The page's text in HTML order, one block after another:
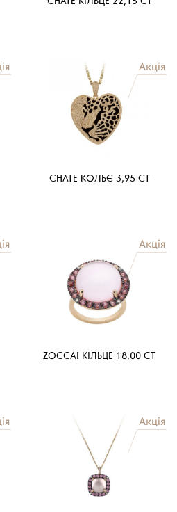
CHATE КОЛЬЄ 3,95 CT
ZOCCAI КІЛЬЦЕ 18,00 CT